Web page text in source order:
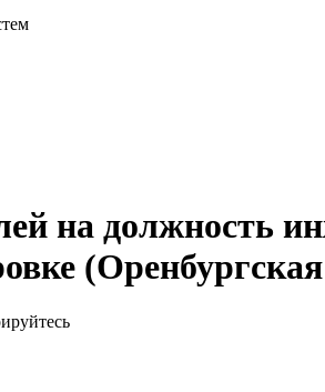
на должность